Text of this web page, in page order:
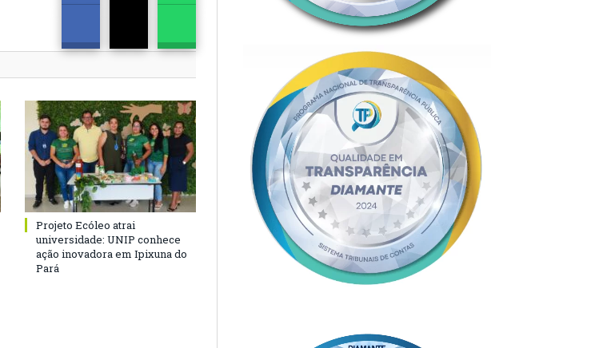
Projeto Ecóleo atrai
universidade: UNIP conhece
ação inovadora em Ipixuna do
Pará